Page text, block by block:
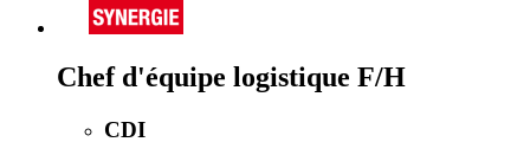
Chef d'équipe logistique F/H
CDI